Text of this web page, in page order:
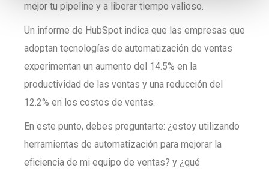
mejor tu pipeline y a liberar tiempo valioso.
Un informe de HubSpot indica que las empresas que
adoptan tecnologías de automatización de ventas
experimentan un aumento del 14.5% en la
productividad de las ventas y una reducción del
12.2% en los costos de ventas.
En este punto, debes preguntarte: ¿estoy utilizando
herramientas de automatización para mejorar la
eficiencia de mi equipo de ventas? y ¿qué